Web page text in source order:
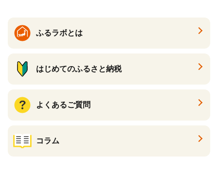
ふるラボとは
はじめてのふるさと納税
よくあるご質問
コラム